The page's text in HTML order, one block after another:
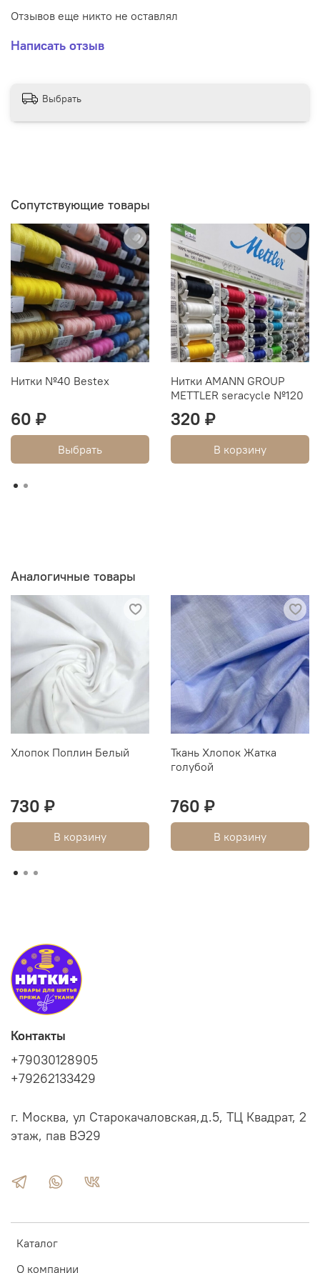
Отзывов еще никто не оставлял
Написать отзыв
Выбрать
Сопутствующие товары
Нитки №40 Bestex
60 ₽
Выбрать
Нитки AMANN GROUP
METTLER seracycle №120
320 ₽
В корзину
Аналогичные товары
Хлопок Поплин Белый
730 ₽
В корзину
Ткань Хлопок Жатка
голубой
760 ₽
В корзину
Каталог
О компании
Контакты
+79030128905
+79262133429
г. Москва, ул Старокачаловская,д.5, ТЦ Квадрат, 2
этаж, пав ВЭ29